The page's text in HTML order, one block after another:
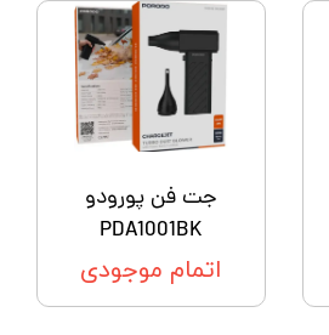
جت فن پورودو
PDA1001BK
اتمام موجودی